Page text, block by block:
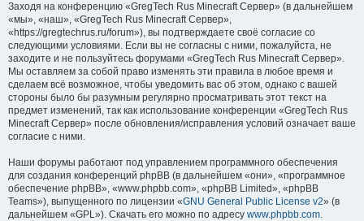
Заходя на конференцию «GregTech Rus Minecraft Сервер» (в дальнейшем
«мы», «наш», «GregTech Rus Minecraft Сервер»,
«https://gregtechrus.ru/forum»), вы подтверждаете своё согласие со
следующими условиями. Если вы не согласны с ними, пожалуйста, не
заходите и не пользуйтесь форумами «GregTech Rus Minecraft Сервер».
Мы оставляем за собой право изменять эти правила в любое время и
сделаем всё возможное, чтобы уведомить вас об этом, однако с вашей
стороны было бы разумным регулярно просматривать этот текст на
предмет изменений, так как использование конференции «GregTech Rus
Minecraft Сервер» после обновления/исправления условий означает ваше
согласие с ними.
Наши форумы работают под управлением программного обеспечения
для создания конференций phpBB (в дальнейшем «они», «программное
обеспечение phpBB», «www.phpbb.com», «phpBB Limited», «phpBB
Teams»), выпущенного по лицензии «GNU General Public License v2» (в
дальнейшем «GPL»). Скачать его можно по адресу www.phpbb.com.